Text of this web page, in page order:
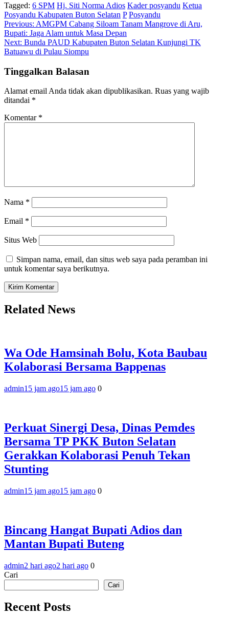
Tagged: 6 SPM Hj. Siti Norma Adios Kader posyandu Ketua
Posyandu Kabupaten Buton Selatan P Posyandu
Navigasi
pos
Previous: AMGPM Cabang Siloam Tanam Mangrove di Aru,
Bupati: Jaga Alam untuk Masa Depan
Next: Bunda PAUD Kabupaten Buton Selatan Kunjungi TK
Batuawu di Pulau Siompu
Tinggalkan Balasan
Alamat email Anda tidak akan dipublikasikan. Ruas yang wajib
ditandai *
Komentar *
Nama *
Email *
Situs Web
Simpan nama, email, dan situs web saya pada peramban ini
untuk komentar saya berikutnya.
Related News
Wa Ode Hamsinah Bolu, Kota Baubau
Kolaborasi Bersama Bappenas
admin15 jam ago15 jam ago 0
Perkuat Sinergi Desa, Dinas Pemdes
Bersama TP PKK Buton Selatan
Gerakkan Kolaborasi Penuh Tekan
Stunting
admin15 jam ago15 jam ago 0
Bincang Hangat Bupati Adios dan
Mantan Bupati Buteng
admin2 hari ago2 hari ago 0
Cari
Cari
Recent Posts